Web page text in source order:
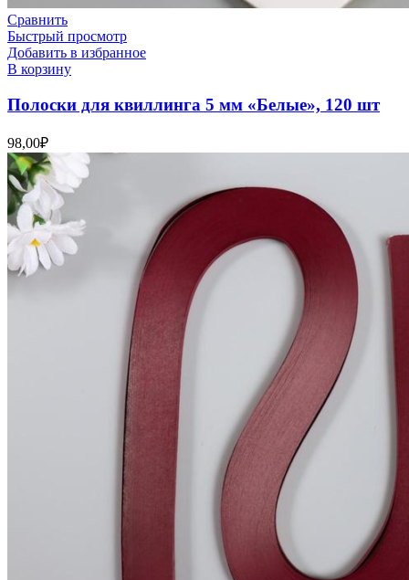
Сравнить
Быстрый просмотр
Добавить в избранное
В корзину
Полоски для квиллинга 5 мм «Белые», 120 шт
98,00₽